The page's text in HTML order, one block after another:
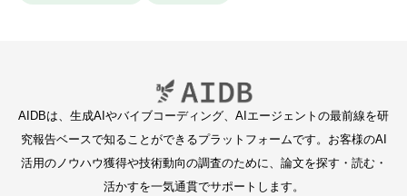
AIDBは、生成AIやバイブコーディング、AIエージェントの最前線を研
究報告ベースで知ることができるプラットフォームです。お客様のAI
活用のノウハウ獲得や技術動向の調査のために、論文を探す・読む・
活かすを一気通貫でサポートします。